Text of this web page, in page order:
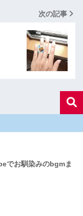
次の記事
でお馴染みのbgmま